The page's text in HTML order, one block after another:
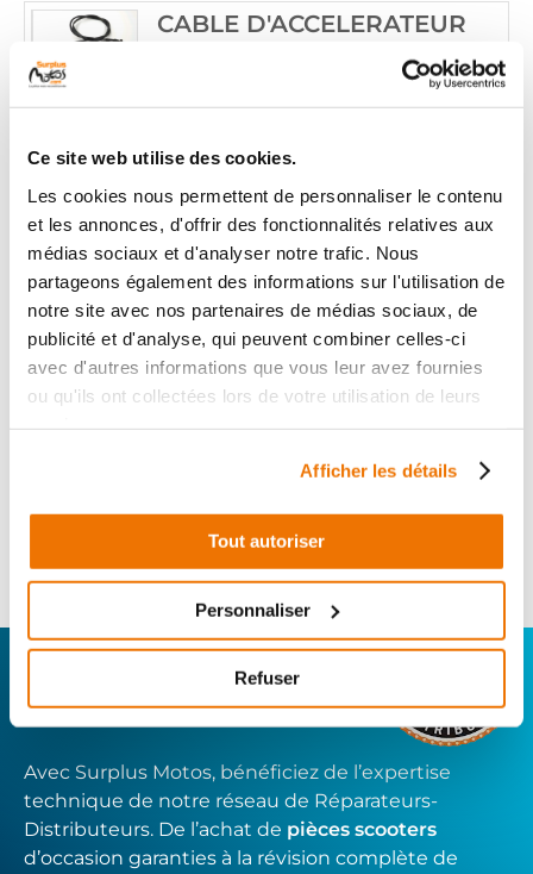
Ce site web utilise des cookies.
Les cookies nous permettent de personnaliser le contenu
et les annonces, d'offrir des fonctionnalités relatives aux
médias sociaux et d'analyser notre trafic. Nous
partageons également des informations sur l'utilisation de
notre site avec nos partenaires de médias sociaux, de
publicité et d'analyse, qui peuvent combiner celles-ci
avec d'autres informations que vous leur avez fournies
ou qu'ils ont collectées lors de votre utilisation de leurs
Afficher les détails
Tout autoriser
Personnaliser
Refuser
+ de photos
CABLE D'ACCELERATEUR
YAMAHA VP 125 X-CITY 125
22,90 € TTC
en stock
Ajouter au panier
+ de photos
CABLE D'ACCELERATEUR
RÉF :23563
2009 - 2009
en stock
CONNECTEZ-VOUS AVEC VOTRE
RÉPARATEUR FAVORI
Avec Surplus Motos, bénéficiez de l’expertise
technique de notre réseau de Réparateurs-
Distributeurs. De l’achat de pièces scooters
d’occasion garanties à la révision complète de